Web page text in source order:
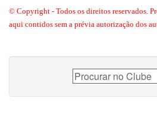
© Copyright - Todos os direitos reservados.
aqui contidos sem a prévia autorização dos